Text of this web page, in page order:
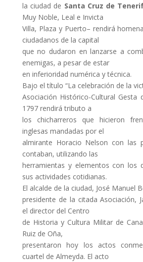
la ciudad de Santa Cruz de
Muy Noble, Leal e Invicta
Villa, Plaza y Puerto– rendirá
ciudadanos de la capital
que no dudaron en lanzarse a
enemigas, a pesar de estar
en inferioridad numérica y técnica.
Bajo el título “La celebración de la
Asociación Histórico-Cultural Gesta
1797 rendirá tributo a
los chicharreros que hicieron
inglesas mandadas por el
almirante Horacio Nelson con las
contaban, utilizando las
herramientas y elementos con los
sus actividades cotidianas.
El alcalde de la ciudad, José Manuel
presidente de la citada Asociación,
el director del Centro
de Historia y Cultura Militar de
Ruiz de Oña,
presentaron hoy los actos
cuartel de Almeyda. El acto